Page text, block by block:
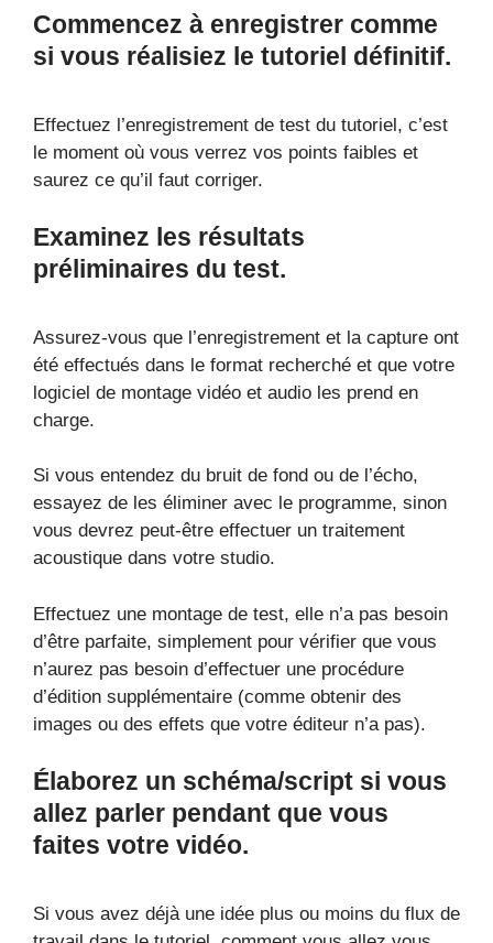
Commencez à enregistrer comme
si vous réalisiez le tutoriel définitif.
Effectuez l’enregistrement de test du tutoriel, c’est
le moment où vous verrez vos points faibles et
saurez ce qu’il faut corriger.
Examinez les résultats
préliminaires du test.
Assurez-vous que l’enregistrement et la capture ont
été effectués dans le format recherché et que votre
logiciel de montage vidéo et audio les prend en
charge.
Si vous entendez du bruit de fond ou de l’écho,
essayez de les éliminer avec le programme, sinon
vous devrez peut-être effectuer un traitement
acoustique dans votre studio.
Effectuez une montage de test, elle n’a pas besoin
d’être parfaite, simplement pour vérifier que vous
n’aurez pas besoin d’effectuer une procédure
d’édition supplémentaire (comme obtenir des
images ou des effets que votre éditeur n’a pas).
Élaborez un schéma/script si vous
allez parler pendant que vous
faites votre vidéo.
Si vous avez déjà une idée plus ou moins du flux de